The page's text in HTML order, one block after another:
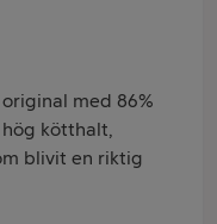
med 86%
kötthalt,
blivit en riktig